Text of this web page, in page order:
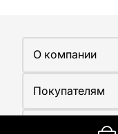
О компании
Работа у нас
Сертификаты
Покупателям
Доставка